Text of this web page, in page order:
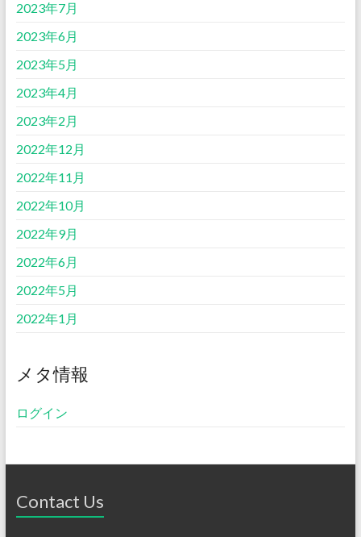
2023年7月
2023年6月
2023年5月
2023年4月
2023年2月
2022年12月
2022年11月
2022年10月
2022年9月
2022年6月
2022年5月
2022年1月
メタ情報
ログイン
Contact Us